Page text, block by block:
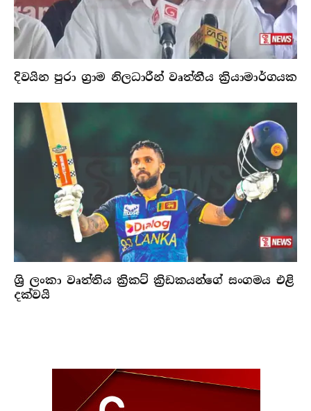
දිවයින පුරා ග්‍රාම නිලධාරීන් වෘත්තීය ක්‍රියාමාර්ගයක
ශ්‍රි ලංකා වෘත්තිය ක්‍රිකට් ක්‍රිඩකයන්ගේ සංගමය එළි
දක්වයි